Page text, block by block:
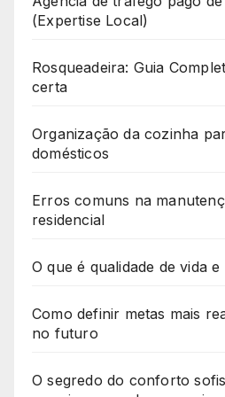
(Expertise Local)
Rosqueadeira: Guia
certa
Organização da cozinha
domésticos
Erros comuns na
residencial
O que é qualidade de vida
Como definir metas mais
no futuro
O segredo do conforto